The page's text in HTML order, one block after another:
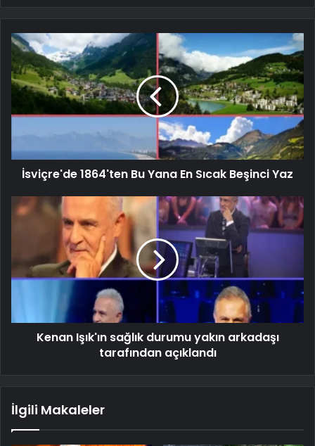
İsviçre'de 1864'ten Bu Yana En Sıcak Beşinci Yaz
Kenan Işık'ın sağlık durumu yakın arkadaşı
tarafından açıklandı
İlgili Makaleler